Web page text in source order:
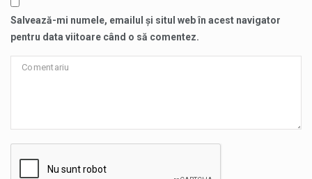
Salvează-mi numele, emailul și situl web în acest navigator
pentru data viitoare când o să comentez.